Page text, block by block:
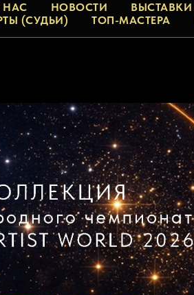
НАС НОВОСТИ ВЫСТАВКИ
(СУДЬИ)
ТОП-МАСТЕРА